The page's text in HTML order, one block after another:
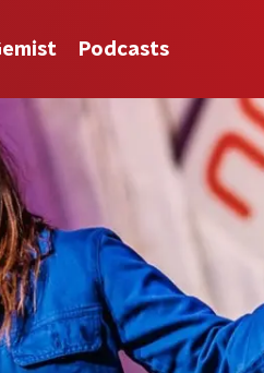
Podcasts